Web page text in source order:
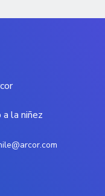
la niñez